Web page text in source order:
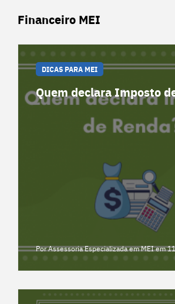
Financeiro MEI
DICAS PARA MEI
Quem declara Imposto
Por Assessoria Especializada em MEIem